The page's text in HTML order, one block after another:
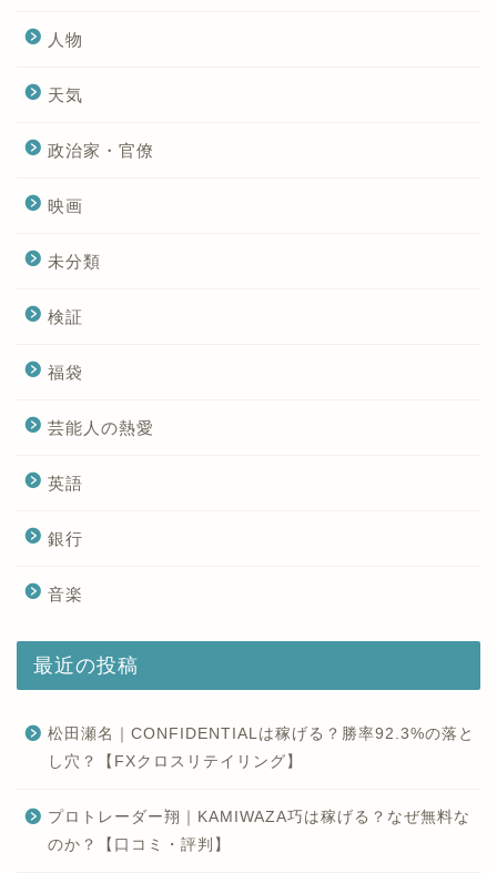
人物
天気
政治家・官僚
映画
未分類
検証
福袋
芸能人の熱愛
英語
銀行
音楽
最近の投稿
松田瀬名｜CONFIDENTIALは稼げる？勝率92.3%の落と
し穴？【FXクロスリテイリング】
プロトレーダー翔｜KAMIWAZA巧は稼げる？なぜ無料な
のか？【口コミ・評判】